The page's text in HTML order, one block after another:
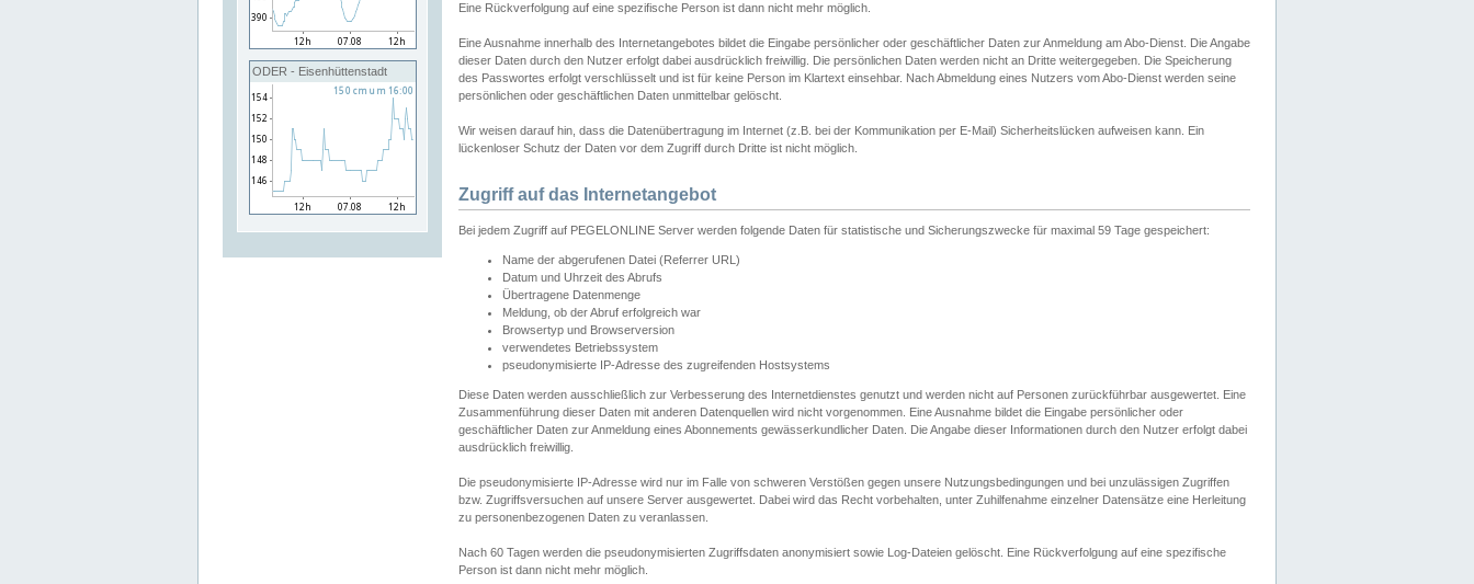
ODER - Eisenhüttenstadt
Eine Rückverfolgung auf eine spezifische Person ist dann nicht mehr möglich.
Eine Ausnahme innerhalb des Internetangebotes bildet die Eingabe persönlicher oder geschäftlicher Daten zur Anmeldung am Abo-Dienst. Die Angabe
dieser Daten durch den Nutzer erfolgt dabei ausdrücklich freiwillig. Die persönlichen Daten werden nicht an Dritte weitergegeben. Die Speicherung
des Passwortes erfolgt verschlüsselt und ist für keine Person im Klartext einsehbar. Nach Abmeldung eines Nutzers vom Abo-Dienst werden seine
persönlichen oder geschäftlichen Daten unmittelbar gelöscht.
Wir weisen darauf hin, dass die Datenübertragung im Internet (z.B. bei der Kommunikation per E-Mail) Sicherheitslücken aufweisen kann. Ein
lückenloser Schutz der Daten vor dem Zugriff durch Dritte ist nicht möglich.
Zugriff auf das Internetangebot
Bei jedem Zugriff auf PEGELONLINE Server werden folgende Daten für statistische und Sicherungszwecke für maximal 59 Tage gespeichert:
Name der abgerufenen Datei (Referrer URL)
Datum und Uhrzeit des Abrufs
Übertragene Datenmenge
Meldung, ob der Abruf erfolgreich war
Browsertyp und Browserversion
verwendetes Betriebssystem
pseudonymisierte IP-Adresse des zugreifenden Hostsystems
Diese Daten werden ausschließlich zur Verbesserung des Internetdienstes genutzt und werden nicht auf Personen zurückführbar ausgewertet. Eine
Zusammenführung dieser Daten mit anderen Datenquellen wird nicht vorgenommen. Eine Ausnahme bildet die Eingabe persönlicher oder
geschäftlicher Daten zur Anmeldung eines Abonnements gewässerkundlicher Daten. Die Angabe dieser Informationen durch den Nutzer erfolgt dabei
ausdrücklich freiwillig.
Die pseudonymisierte IP-Adresse wird nur im Falle von schweren Verstößen gegen unsere Nutzungsbedingungen und bei unzulässigen Zugriffen
bzw. Zugriffsversuchen auf unsere Server ausgewertet. Dabei wird das Recht vorbehalten, unter Zuhilfenahme einzelner Datensätze eine Herleitung
zu personenbezogenen Daten zu veranlassen.
Nach 60 Tagen werden die pseudonymisierten Zugriffsdaten anonymisiert sowie Log-Dateien gelöscht. Eine Rückverfolgung auf eine spezifische
Person ist dann nicht mehr möglich.